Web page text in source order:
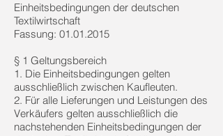
Einheitsbedingungen der deutschen
Textilwirtschaft
Fassung: 01.01.2015
§ 1 Geltungsbereich
1. Die Einheitsbedingungen gelten
ausschließlich zwischen Kaufleuten.
2. Für alle Lieferungen und Leistungen des
Verkäufers gelten ausschließlich die
nachstehenden Einheitsbedingungen der